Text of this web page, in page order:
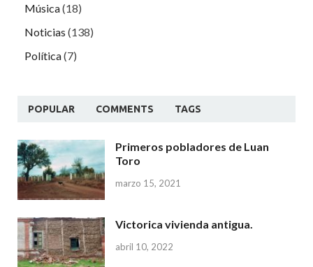
Música(18)
Noticias (138)
Política(7)
POPULAR COMMENTS TAGS
Primeros pobladores de Luan
Toro
marzo 15, 2021
Victorica vivienda antigua.
abril 10, 2022